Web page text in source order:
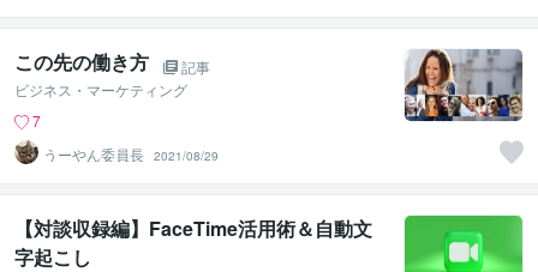
この先の働き方
記事
ビジネス・マーケティング
7
うーやん委員長 2021/08/29
【対談収録編】FaceTime活用術＆自動文
字起こし